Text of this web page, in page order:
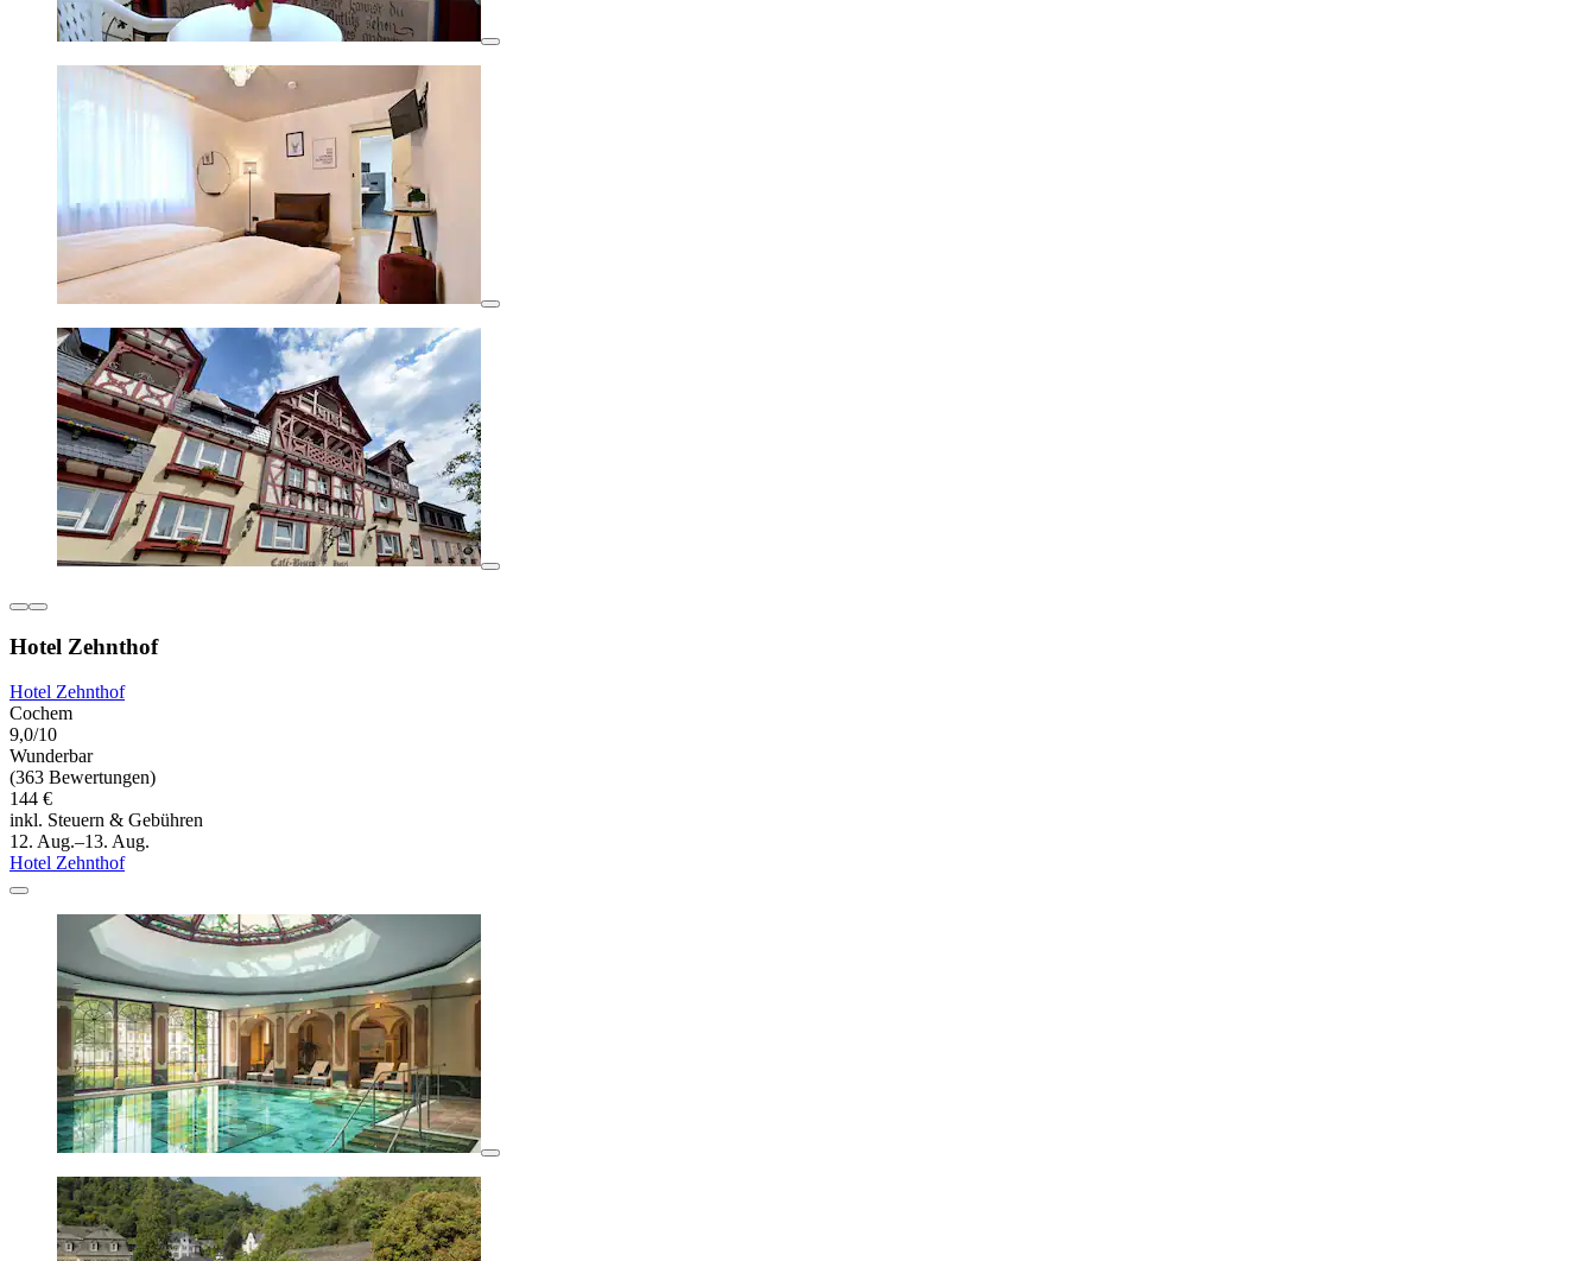
Hotel Zehnthof
Hotel Zehnthof
Cochem
9,0/10
Wunderbar
(363 Bewertungen)
144 €
inkl. Steuern & Gebühren
12. Aug.–13. Aug.
Hotel Zehnthof